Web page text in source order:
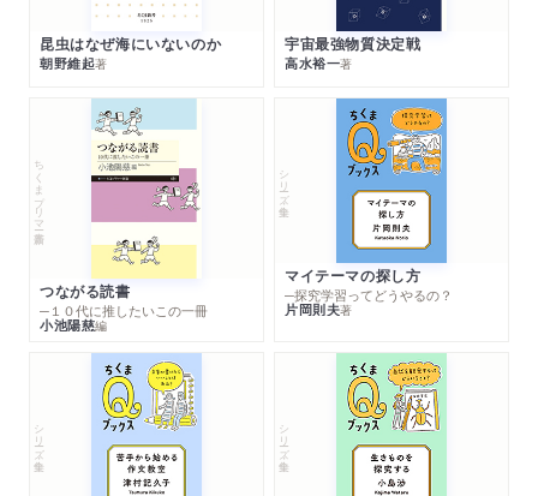
昆虫はなぜ海にいないのか
朝野維起著
宇宙最強物質決定戦
高水裕一著
ちくまプリマー新書
つながる読書
─１０代に推したいこの一冊
小池陽慈編
シリーズ・全集
マイテーマの探し方
─探究学習ってどうやるの？
片岡則夫著
シリーズ・全集 シリーズ・全集